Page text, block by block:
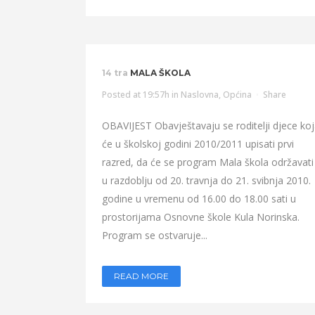
14 tra MALA ŠKOLA
Posted at 19:57h in Naslovna, Općina Share
OBAVIJEST Obavještavaju se roditelji djece
će u školskoj godini 2010/2011 upisati prvi
razred, da će se program Mala škola održavati
u razdoblju od 20. travnja do 21. svibnja 2010.
godine u vremenu od 16.00 do 18.00 sati u
prostorijama Osnovne škole Kula Norinska.
Program se ostvaruje...
READ MORE